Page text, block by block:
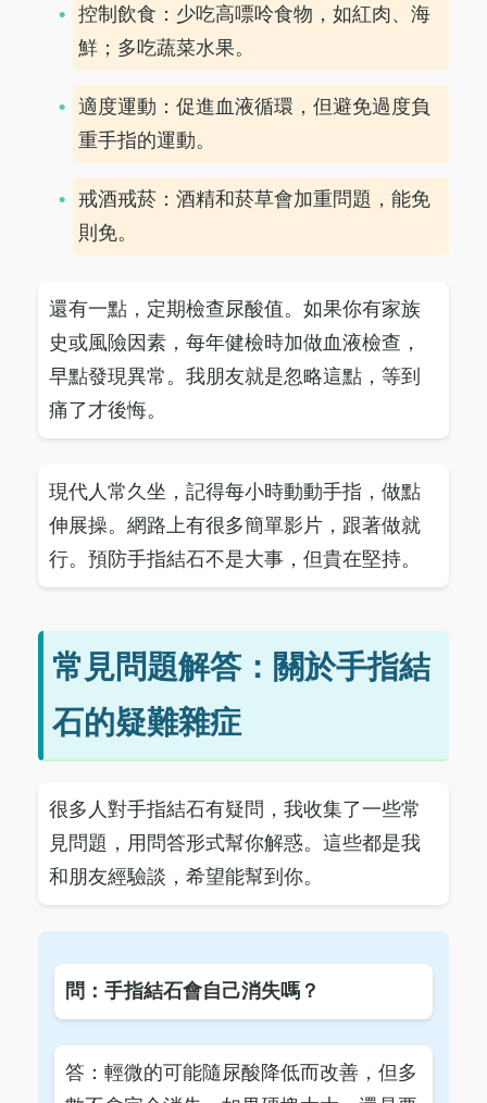
控制飲食：少吃高嘌呤食物，如紅肉、海
鮮；多吃蔬菜水果。
適度運動：促進血液循環，但避免過度負
重手指的運動。
戒酒戒菸：酒精和菸草會加重問題，能免
則免。
還有一點，定期檢查尿酸值。如果你有家族
史或風險因素，每年健檢時加做血液檢查，
早點發現異常。我朋友就是忽略這點，等到
痛了才後悔。
現代人常久坐，記得每小時動動手指，做點
伸展操。網路上有很多簡單影片，跟著做就
行。預防手指結石不是大事，但貴在堅持。
常見問題解答：關於手指結
石的疑難雜症
很多人對手指結石有疑問，我收集了一些常
見問題，用問答形式幫你解惑。這些都是我
和朋友經驗談，希望能幫到你。
問：手指結石會自己消失嗎？
答：輕微的可能隨尿酸降低而改善，但多